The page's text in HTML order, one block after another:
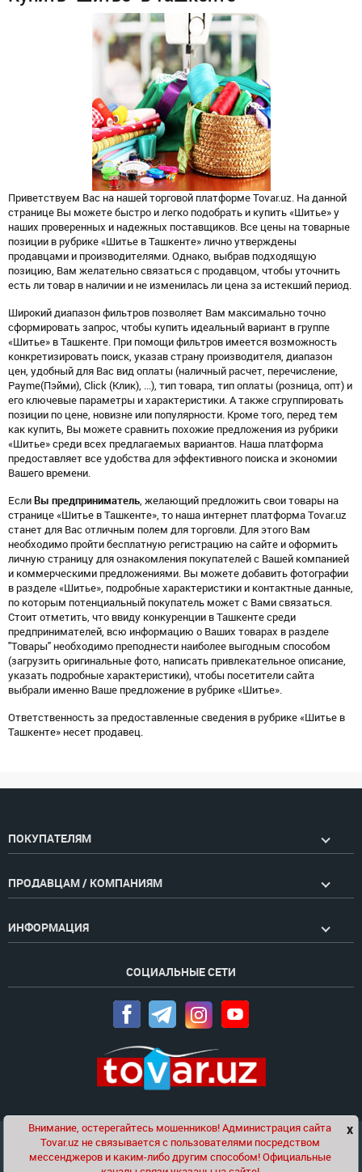
Приветствуем Вас на нашей торговой платформе Tovar.uz. На данной
странице Вы можете быстро и легко подобрать и купить «Шитье» у
наших проверенных и надежных поставщиков. Все цены на товарные
позиции в рубрике «Шитье в Ташкенте» лично утверждены
продавцами и производителями. Однако, выбрав подходящую
позицию, Вам желательно связаться с продавцом, чтобы уточнить
есть ли товар в наличии и не изменилась ли цена за истекший период.
Широкий диапазон фильтров позволяет Вам максимально точно
сформировать запрос, чтобы купить идеальный вариант в группе
«Шитье» в Ташкенте. При помощи фильтров имеется возможность
конкретизировать поиск, указав страну производителя, диапазон
цен, удобный для Вас вид оплаты (наличный расчет, перечисление,
Payme(Пэйми), Click (Клик), ...), тип товара, тип оплаты (розница, опт) и
его ключевые параметры и характеристики. А также сгруппировать
позиции по цене, новизне или популярности. Кроме того, перед тем
как купить, Вы можете сравнить похожие предложения из рубрики
«Шитье» среди всех предлагаемых вариантов. Наша платформа
предоставляет все удобства для эффективного поиска и экономии
Вашего времени.
Если Вы предприниматель, желающий предложить свои товары на
странице «Шитье в Ташкенте», то наша интернет платформа Tovar.uz
станет для Вас отличным полем для торговли. Для этого Вам
необходимо пройти бесплатную регистрацию на сайте и оформить
личную страницу для ознакомления покупателей с Вашей компанией
и коммерческими предложениями. Вы можете добавить фотографии
в разделе «Шитье», подробные характеристики и контактные данные,
по которым потенциальный покупатель может с Вами связаться.
Стоит отметить, что ввиду конкуренции в Ташкенте среди
предпринимателей, всю информацию о Ваших товарах в разделе
"Товары" необходимо преподнести наиболее выгодным способом
(загрузить оригинальные фото, написать привлекательное описание,
указать подробные характеристики), чтобы посетители сайта
выбрали именно Ваше предложение в рубрике «Шитье».
Ответственность за предоставленные сведения в рубрике «Шитье в
Ташкенте» несет продавец.
ПОКУПАТЕЛЯМ
ПРОДАВЦАМ / КОМПАНИЯМ
ИНФОРМАЦИЯ
СОЦИАЛЬНЫЕ СЕТИ
Проект компанииGolden Pages
Чат x
Внимание, остерегайтесь мошенников! Администрация сайта
Tovar.uz не связывается с пользователями посредством
мессенджеров и каким-либо другим способом! Официальные